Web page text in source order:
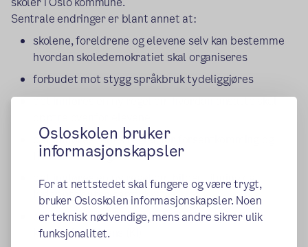
Osloskolen bruker
informasjonskapsler
For at nettstedet skal fungere og være trygt,
bruker Osloskolen informasjonskapsler. Noen
er teknisk nødvendige, mens andre sikrer ulik
funksjonalitet.
Sentrale endringer er blant annet at:
skolene, foreldrene og elevene selv kan bestemme
hvordan skoledemokratiet skal organiseres
forbudet mot stygg språkbruk tydeliggjøres
det innføres en ny regel om hvordan ansatte skal
det innføres felles regler for forsentkomming og
fravær i videregående
det innføres en ny regel om bilder, filming og
lydopptak uten samtykke
det innføres en ny regel om plagiat og bruk av
kunstig intelligens (KI)